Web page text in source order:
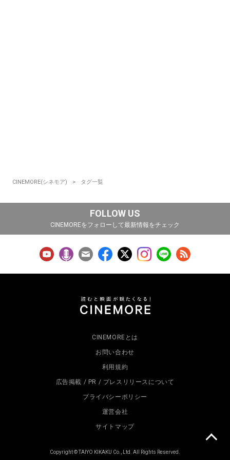
CINEMORE(シネモア) タグ一覧
FOLLOW US
CINEMOREをフォローして最新情報をチェック
CINEMOREとは
お問い合わせ
利用規約
広告掲載 / PR / プレスリリースについて
プライバシーポリシー
運営会社
サイトマップ
Copyright © TAIYO KIKAKU Co., Ltd. All Rights Reserved.